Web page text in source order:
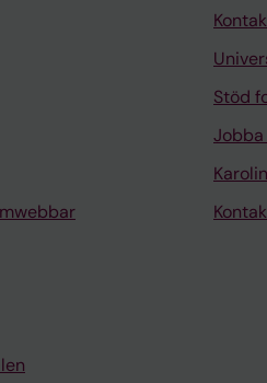
Stöd
Jobba